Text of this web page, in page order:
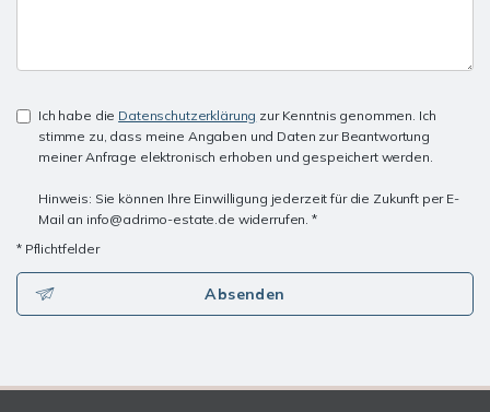
Ich habe die Datenschutzerklärung zur Kenntnis genommen. Ich
stimme zu, dass meine Angaben und Daten zur Beantwortung
meiner Anfrage elektronisch erhoben und gespeichert werden.
Hinweis: Sie können Ihre Einwilligung jederzeit für die Zukunft per E-
Mail an info@adrimo-estate.de widerrufen. *
* Pflichtfelder
Absenden